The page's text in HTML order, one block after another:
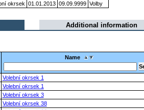
okrsek 01.01.2013 09.09.9999 Volby
Additional information
Name
Volební okrsek 1
Volební okrsek 1
Volební okrsek 3
Volební okrsek 38